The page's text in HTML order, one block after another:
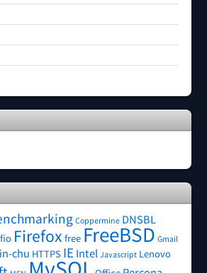
Coppermine DNSBL
fio Firefox free FreeBSD Gmail
chu HTTPS IE Intel Javascript Lenovo